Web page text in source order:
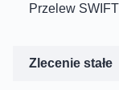
Przelew SWIFT
Zlecenie stałe